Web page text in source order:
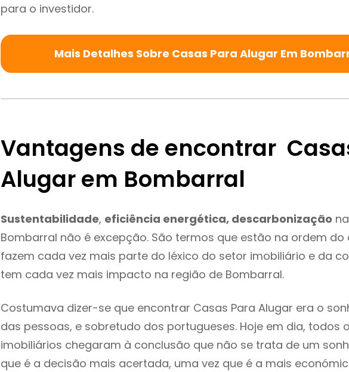
para o investidor.
Mais Detalhes Sobre Casas Para Alugar Em
Vantagens de encontrar
Alugar em Bombarral
Sustentabilidade, eficiência energética, descarbonização
Bombarral não é excepção. São termos que estão na ordem do
fazem cada vez mais parte do léxico do setor imobiliário e da
tem cada vez mais impacto na região de Bombarral.
Costumava dizer-se que encontrar Casas Para Alugar era o
das pessoas, e sobretudo dos portugueses. Hoje em dia, todos
imobiliários chegaram à conclusão que não se trata de um
que é a decisão mais acertada, uma vez que é a mais